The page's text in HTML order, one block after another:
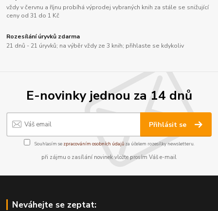
vždy v červnu a říjnu probíhá výprodej vybraných knih za stále se snižující
ceny od 31 do 1 Kč
Rozesílání úryvků zdarma
21 dnů - 21 úryvků; na výběr vždy ze 3 knih; přihlaste se kdykoliv
E-novinky jednou za 14 dnů
Přihlásit se
Souhlasím se zpracováním osobních údajůza účelem rozesílky newsletteru.
při zájmu o zasílání novinek vložte prosím Váš e-mail
Neváhejte se zeptat: